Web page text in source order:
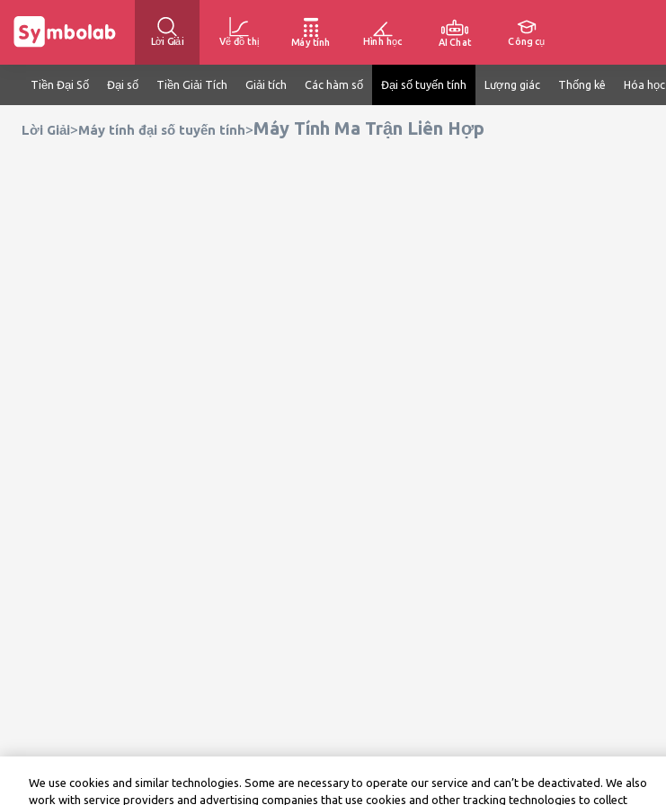
Lời Giải Vẽ đồ thị Máy tính Hình học AI Chat Công cụ
Tiền Đại Số Đại số Tiền Giải Tích Giải tích Các hàm số Đại số tuyến tính Lượng giác Thống kê Hóa học
Lời Giải>Máy tính đại số tuyến tính>Máy Tính Ma Trận Liên Hợp
We use cookies and similar technologies. Some are necessary to operate our service and can’t be deactivated. We also
work with service providers and advertising companies that use cookies and other tracking technologies to collect